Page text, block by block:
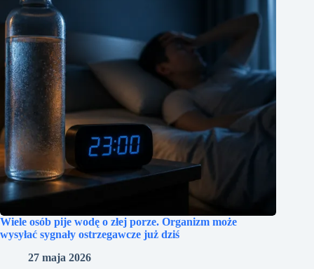
Wiele osób pije wodę o złej porze. Organizm może
wysyłać sygnały ostrzegawcze już dziś
27 maja 2026